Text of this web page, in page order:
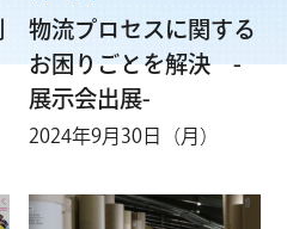
物流プロセスに関する
お困りごとを解決 -
展示会出展-
2024年9月30日（月）